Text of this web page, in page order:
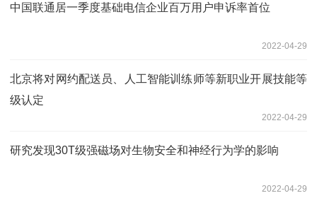
中国联通居一季度基础电信企业百万用户申诉率首位
2022-04-29
北京将对网约配送员、人工智能训练师等新职业开展技能等
级认定
2022-04-29
研究发现30T级强磁场对生物安全和神经行为学的影响
2022-04-29